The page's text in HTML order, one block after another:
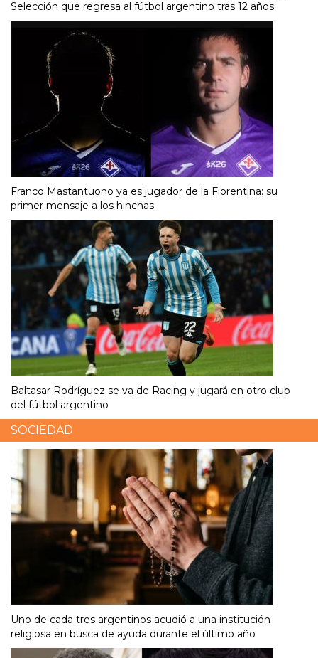
Selección que regresa al fútbol argentino tras 12 años
Franco Mastantuono ya es jugador de la Fiorentina: su
primer mensaje a los hinchas
Baltasar Rodríguez se va de Racing y jugará en otro club
del fútbol argentino
SOCIEDAD
Uno de cada tres argentinos acudió a una institución
religiosa en busca de ayuda durante el último año